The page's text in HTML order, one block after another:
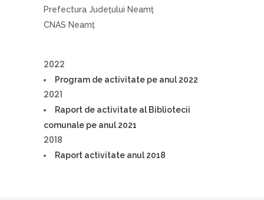
Prefectura Judeţului Neamţ
CNAS Neamţ
2022
Program de activitate pe anul 2022
2021
Raport de activitate al Bibliotecii
comunale pe anul 2021
2018
Raport activitate anul 2018